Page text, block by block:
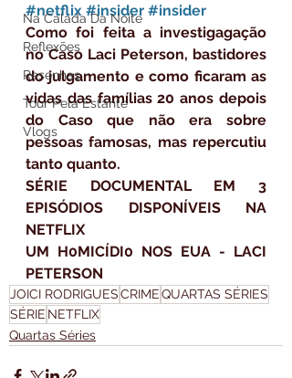
Na Calada Da Noite
Reflexões
Resenhas
Tour Pela Estante
Vlogs
#netflix #insider #insider
Como foi feita a investigagação
no Caso Laci Peterson, bastidores
do julgamento e como ficaram as
vidas das famílias 20 anos depois
do Caso que não era sobre
pessoas famosas, mas repercutiu
tanto quanto.
SÉRIE DOCUMENTAL EM 3
EPISÓDIOS DISPONÍVEIS NA
NETFLIX
UM H0MICÍDI0 NOS EUA - LACI
PETERSON
JOICI RODRIGUESCRIMEQUARTAS SÉRIES
SÉRIE NETFLIX
Quartas Séries